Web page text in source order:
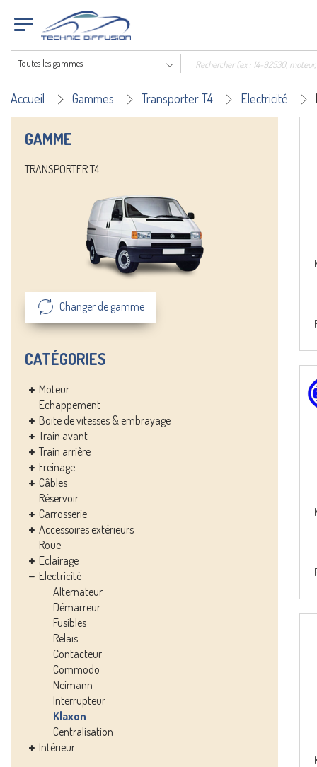
Toutes les gammes
Accueil Gammes Transporter T4 Electricité
GAMME
TRANSPORTER T4
Changer de gamme
CATÉGORIES
Moteur
Echappement
Boite de vitesses & embrayage
Train avant
Train arrière
Freinage
Câbles
Réservoir
Carrosserie
Accessoires extérieurs
Roue
Eclairage
Electricité
Alternateur
Démarreur
Fusibles
Relais
Contacteur
Commodo
Neimann
Interrupteur
Klaxon
Centralisation
Intérieur